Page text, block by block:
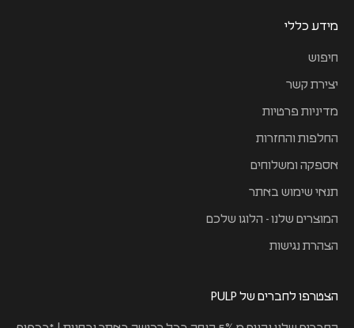
מידע כללי
חיפוש
יצירת קשר
מדיניות פרטיות
החלפות והחזרות
אספקה ומשלוחים
תנאי שימוש באתר
המוצרים שלנו - הלוגו שלכם
הצהרת נגישות
הצטרפו לחברים של PULP